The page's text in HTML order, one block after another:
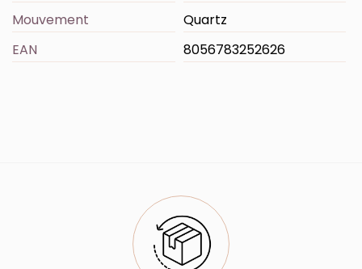
Mouvement
Quartz
EAN
8056783252626